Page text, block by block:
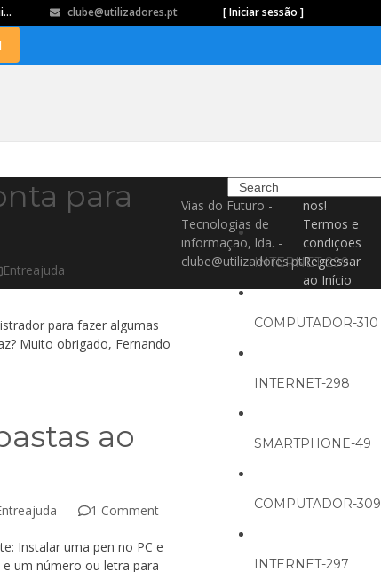
clube@utilizadores.pt [ Iniciar sessão ]
para
Entreajuda
para fazer algumas
Muito obrigado, Fernando
ao
1 Comment
Instalar uma pen no PC e
um número ou letra para
Search
INTERNET-299
COMPUTADOR-310
INTERNET-298
SMARTPHONE-49
COMPUTADOR-309
INTERNET-297
Vias do Futuro -
Tecnologias de
informação, lda. -
clube@utilizadores.pt
nos!
Termos e
condições
Regressar
ao Início